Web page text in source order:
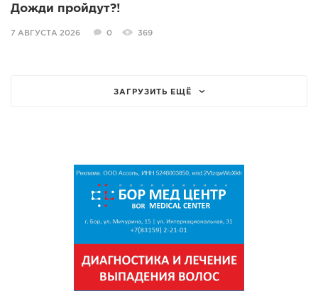
Дожди пройдут?!
7 АВГУСТА 2026 0 369
ЗАГРУЗИТЬ ЕЩЁ